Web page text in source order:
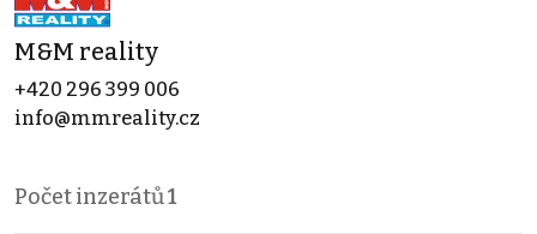
M&M reality
+420 296 399 006
info@mmreality.cz
Počet inzerátů1